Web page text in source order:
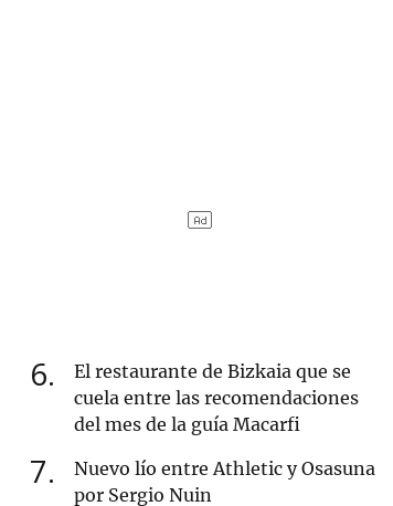
6
El restaurante de Bizkaia que se
cuela entre las recomendaciones
del mes de la guía Macarfi
7
Nuevo lío entre Athletic y Osasuna
por Sergio Nuin